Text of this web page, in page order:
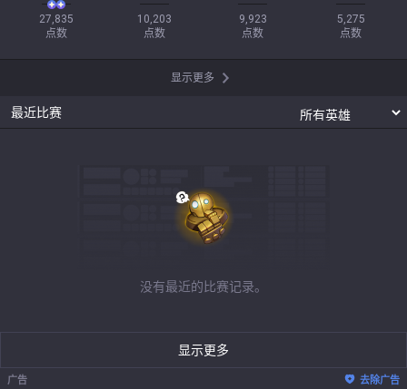
27,835
点数
10,203
点数
9,923
点数
5,275
点数
显示更多
最近比赛
没有最近的比赛记录。
显示更多
广告 去除广告